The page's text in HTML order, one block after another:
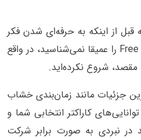
از اینکه به حرفه‌ای شدن فکر
کنید، باید آن را بدانید. اگر Free Fire را عمیقا نمی‌شناسید، در واقع
مقصد، شروع نکرده‌اید.
جزئیات مانند زمان‌بندی خشاب
کاراکتر انتخابی شما و
نبردی به صورت برابر شرکت